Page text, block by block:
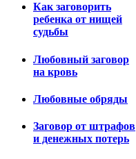
Как заговорить
ребенка от нищей
судьбы
Любовный заговор
на кровь
Любовные обряды
Заговор от штрафов
и денежных потерь